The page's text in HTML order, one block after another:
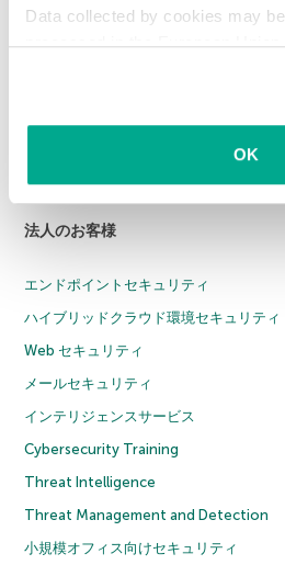
Data collected by cookies may
processed in the European
OK
全製品
法人のお客様
エンドポイントセキュリティ
ハイブリッドクラウド環境セキュリティ
Web セキュリティ
メールセキュリティ
インテリジェンスサービス
Cybersecurity Training
Threat Intelligence
Threat Management and Detection
小規模オフィス向けセキュリティ